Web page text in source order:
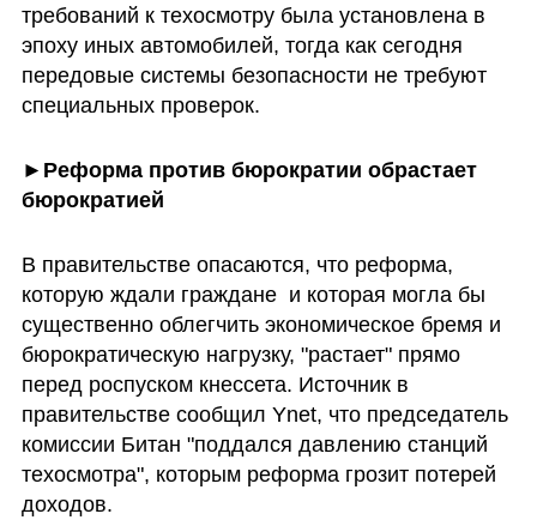
требований к техосмотру была установлена в
эпоху иных автомобилей, тогда как сегодня
передовые системы безопасности не требуют
специальных проверок.
►Реформа против бюрократии обрастает
бюрократией
В правительстве опасаются, что реформа,
которую ждали граждане  и которая могла бы
существенно облегчить экономическое бремя и
бюрократическую нагрузку, "растает" прямо
перед роспуском кнессета. Источник в
правительстве сообщил Ynet, что председатель
комиссии Битан "поддался давлению станций
техосмотра", которым реформа грозит потерей
доходов.